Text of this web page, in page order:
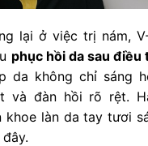
lại ở việc trị nám,
phục hồi da sau điều
da không chỉ sáng
và đàn hồi rõ rệt.
khoe làn da tay tươi